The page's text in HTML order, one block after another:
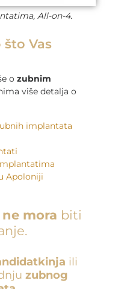
All-on-4.
Vas
o zubnim
više detalja o
implantata
Apoloniji
ne mora biti
ili
zubnog